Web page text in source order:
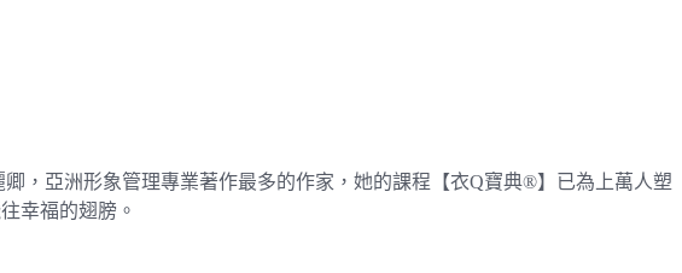
，亞洲形象管理專業著作最多的作家，她的課程【衣Q寶典®】已為上萬人塑
幸福的翅膀。